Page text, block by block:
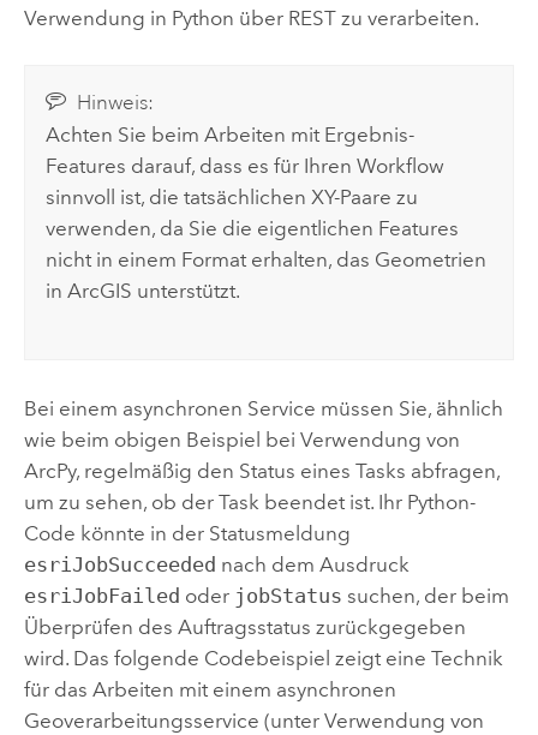
Verwendung in Python über REST zu verarbeiten.
Hinweis:
Achten Sie beim Arbeiten mit Ergebnis-
Features darauf, dass es für Ihren Workflow
sinnvoll ist, die tatsächlichen XY-Paare zu
verwenden, da Sie die eigentlichen Features
nicht in einem Format erhalten, das Geometrien
in ArcGIS unterstützt.
Bei einem asynchronen Service müssen Sie, ähnlich
wie beim obigen Beispiel bei Verwendung von
ArcPy, regelmäßig den Status eines Tasks abfragen,
um zu sehen, ob der Task beendet ist. Ihr Python-
Code könnte in der Statusmeldung
esriJobSucceeded nach dem Ausdruck
esriJobFailed oder jobStatus suchen, der beim
Überprüfen des Auftragsstatus zurückgegeben
wird. Das folgende Codebeispiel zeigt eine Technik
für das Arbeiten mit einem asynchronen
Geoverarbeitungsservice (unter Verwendung von